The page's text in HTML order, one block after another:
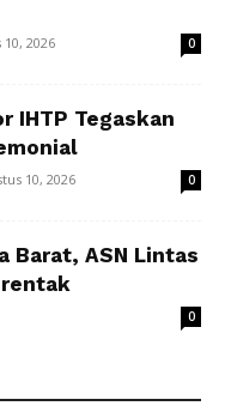
2026 0
IHTP Tegaskan
10, 2026 0
Barat, ASN Lintas
0